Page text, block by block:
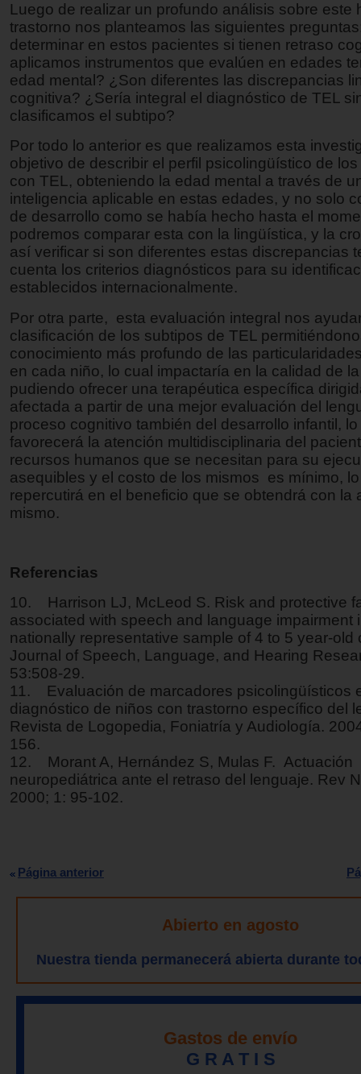
Luego de realizar un profundo análisis sobre este
trastorno nos planteamos las siguientes
determinar en estos pacientes si tienen retraso
aplicamos instrumentos que evalúen en edades
edad mental? ¿Son diferentes las discrepancias
cognitiva? ¿Sería integral el diagnóstico de TEL
clasificamos el subtipo?
Por todo lo anterior es que realizamos esta
objetivo de describir el perfil psicolingüístico de
con TEL, obteniendo la edad mental a través de
inteligencia aplicable en estas edades, y no solo
de desarrollo como se había hecho hasta el
podremos comparar esta con la lingüística, y la
así verificar si son diferentes estas discrepancias
cuenta los criterios diagnósticos para su
establecidos internacionalmente.
Por otra parte, esta evaluación integral nos
clasificación de los subtipos de TEL
conocimiento más profundo de las
en cada niño, lo cual impactaría en la calidad de
pudiendo ofrecer una terapéutica específica
afectada a partir de una mejor evaluación del
proceso cognitivo también del desarrollo infantil,
favorecerá la atención multidisciplinaria del
recursos humanos que se necesitan para su
asequibles y el costo de los mismos es mínimo,
repercutirá en el beneficio que se obtendrá con la
mismo.
Referencias
10. Harrison LJ, McLeod S. Risk and protective
associated with speech and language impairment
nationally representative sample of 4 to 5 year-old
Journal of Speech, Language, and Hearing
53:508-29.
11. Evaluación de marcadores psicolingüísticos
diagnóstico de niños con trastorno específico del
Revista de Logopedia, Foniatría y Audiología.
156.
12. Morant A, Hernández S, Mulas F. Actuación
neuropediátrica ante el retraso del lenguaje. Rev
2000; 1: 95-102.
Página anterior
Abierto en agosto
Nuestra tienda permanecerá abierta durante
Gastos de envío
G R A T I S